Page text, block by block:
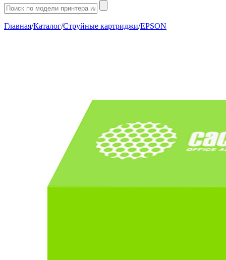
Главная/Каталог/Струйные картриджи/EPSON